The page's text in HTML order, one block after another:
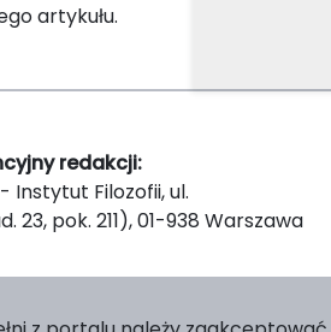
artykułu.
redakcji:
Instytut Filozofii, ul.
23, pok. 211), 01-938 Warszawa